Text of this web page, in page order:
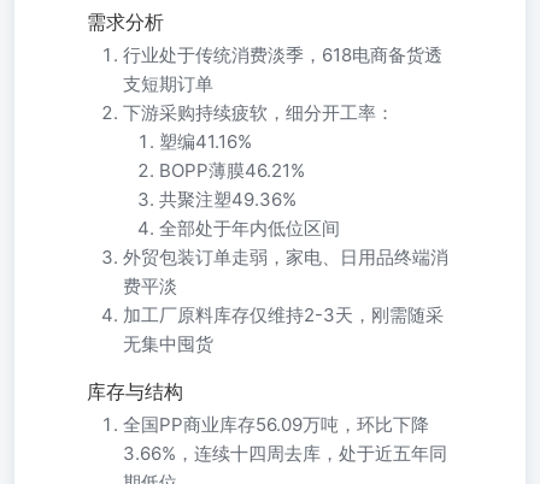
需求分析
行业处于传统消费淡季，618电商备货透
支短期订单
下游采购持续疲软，细分开工率：
塑编41.16%
BOPP薄膜46.21%
共聚注塑49.36%
全部处于年内低位区间
外贸包装订单走弱，家电、日用品终端消
费平淡
加工厂原料库存仅维持2-3天，刚需随采
无集中囤货
库存与结构
全国PP商业库存56.09万吨，环比下降
3.66%，连续十四周去库，处于近五年同